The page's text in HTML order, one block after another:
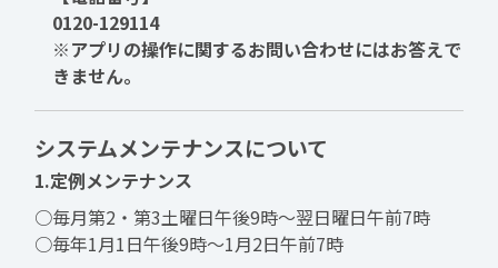
0120-129114
※アプリの操作に関するお問い合わせにはお答えで
きません。
システムメンテナンスについて
1.定例メンテナンス
○毎月第2・第3土曜日午後9時～翌日曜日午前7時
○毎年1月1日午後9時～1月2日午前7時